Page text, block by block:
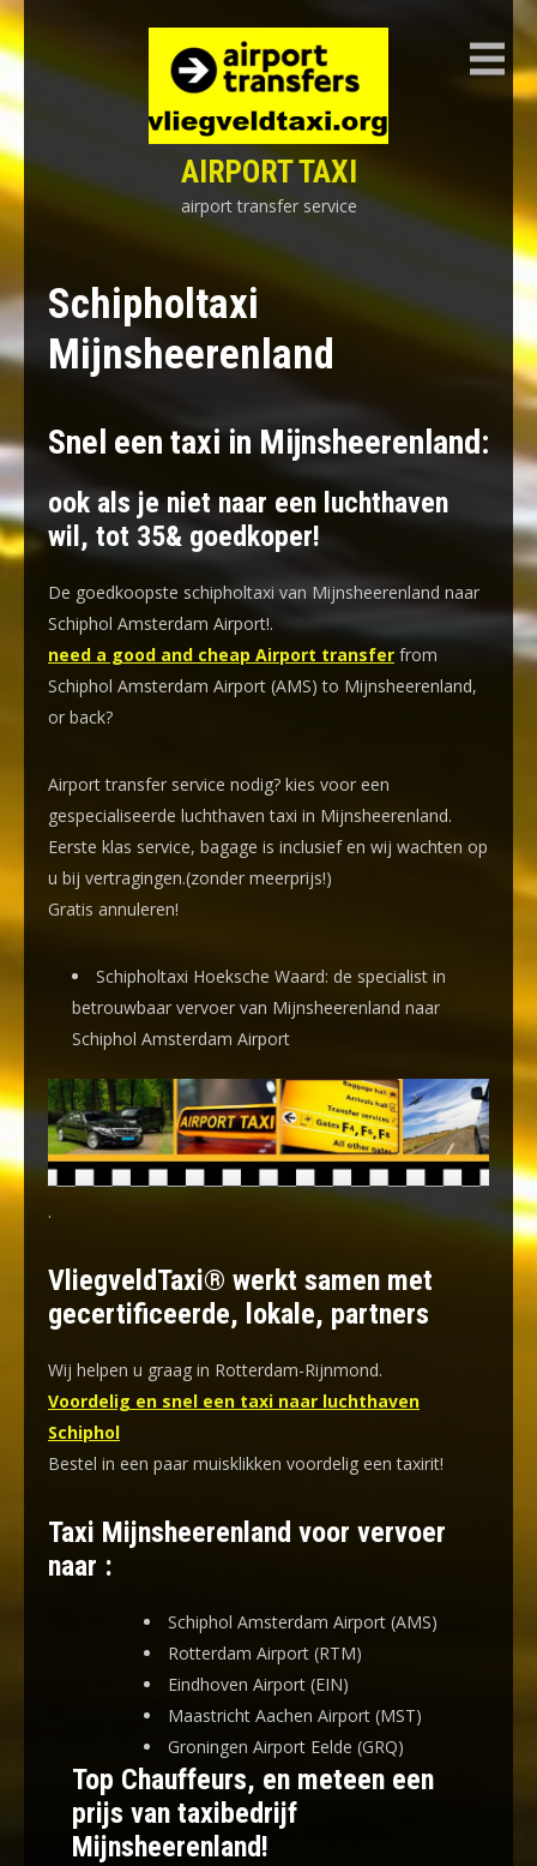
Skip
to
content
AIRPORT TAXI
airport transfer service
Schipholtaxi
Mijnsheerenland
Snel een taxi in Mijnsheerenland:
ook als je niet naar een luchthaven
wil, tot 35& goedkoper!
De goedkoopste schipholtaxi van Mijnsheerenland naar
Schiphol Amsterdam Airport!.
need a good and cheap Airport transfer from
Schiphol Amsterdam Airport (AMS) to Mijnsheerenland,
or back?
Airport transfer service nodig? kies voor een
gespecialiseerde luchthaven taxi in Mijnsheerenland.
Eerste klas service, bagage is inclusief en wij wachten op
u bij vertragingen.(zonder meerprijs!)
Gratis annuleren!
Schipholtaxi Hoeksche Waard: de specialist in
betrouwbaar vervoer van Mijnsheerenland naar
Schiphol Amsterdam Airport
.
VliegveldTaxi® werkt samen met
gecertificeerde, lokale, partners
Wij helpen u graag in Rotterdam-Rijnmond.
Voordelig en snel een taxi naar luchthaven
Schiphol
Bestel in een paar muisklikken voordelig een taxirit!
Taxi Mijnsheerenland voor vervoer
naar :
Schiphol Amsterdam Airport (AMS)
Rotterdam Airport (RTM)
Eindhoven Airport (EIN)
Maastricht Aachen Airport (MST)
Groningen Airport Eelde (GRQ)
Top Chauffeurs, en meteen een
prijs van taxibedrijf
Mijnsheerenland!